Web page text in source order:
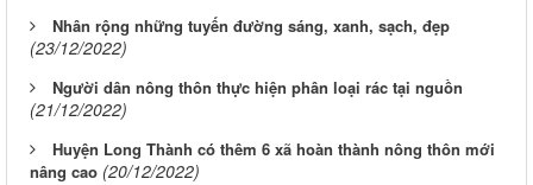
Nhân rộng những tuyến đường sáng, xanh, sạch, đẹp
(23/12/2022)
Người dân nông thôn thực hiện phân loại rác tại nguồn
(21/12/2022)
Huyện Long Thành có thêm 6 xã hoàn thành nông thôn mới
nâng cao (20/12/2022)